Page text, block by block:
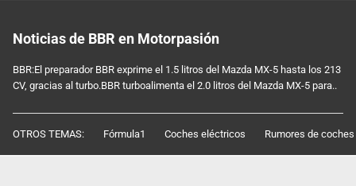
Noticias de BBR en Motorpasión
BBR:El preparador BBR exprime el 1.5 litros del Mazda MX-5 hasta los 213
CV, gracias al turbo.BBR turboalimenta el 2.0 litros del Mazda MX-5 para..
OTROS TEMAS: Fórmula1 Coches eléctricos Rumores de coches